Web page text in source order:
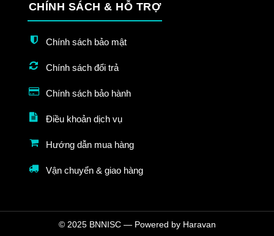
CHÍNH SÁCH & HỖ TRỢ
Chính sách bảo mật
Chính sách đổi trả
Chính sách bảo hành
Điều khoản dịch vụ
Hướng dẫn mua hàng
Vận chuyển & giao hàng
© 2025 BNNISC — Powered by Haravan